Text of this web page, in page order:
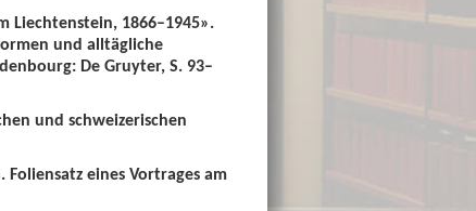
Liechtenstein, 1866–1945».
und alltägliche
De Gruyter, S. 93–
und schweizerischen
eines Vortrages am